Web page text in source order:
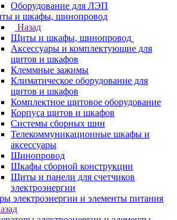
Оборудование для ЛЭП
и шкафы, шинопровод
Назад
Щиты и шкафы, шинопровод
Аксессуары и комплектующие для
щитов и шкафов
Клеммные зажимы
Климатическое оборудование для
щитов и шкафов
Комплектное щитовое оборудование
Корпуса щитов и шкафов
Системы сборных шин
Телекоммуникационные шкафы и
аксессуары
Шинопровод
Шкафы сборной конструкции
Щиты и панели для счетчиков
электроэнергии
электроэнергии и элементы питания